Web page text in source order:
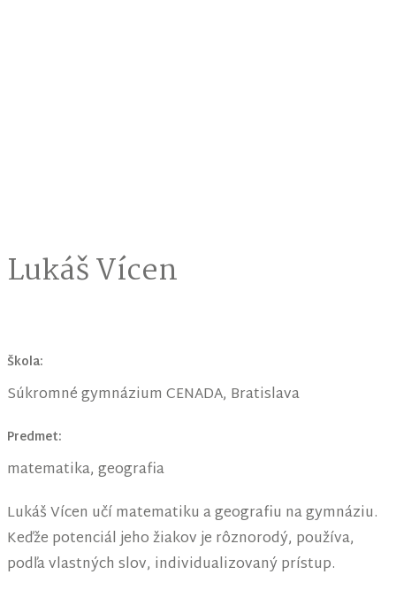
Lukáš Vícen
Škola:
Súkromné gymnázium CENADA, Bratislava
Predmet:
matematika, geografia
Lukáš Vícen učí matematiku a geografiu na gymnáziu.
Keďže potenciál jeho žiakov je rôznorodý, používa,
podľa vlastných slov, individualizovaný prístup.